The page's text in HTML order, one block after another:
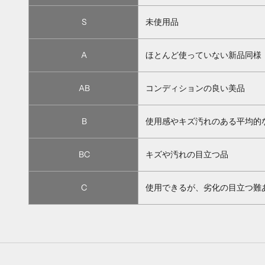
S 未使用品
A ほとんど使っていない新品同様
AB コンディションの良い美品
B 使用感やキズ汚れのある平均的
BC キズや汚れの目立つ品
C 使用できるが、劣化の目立つ難